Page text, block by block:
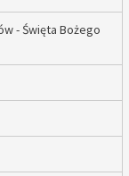
- Święta Bożego